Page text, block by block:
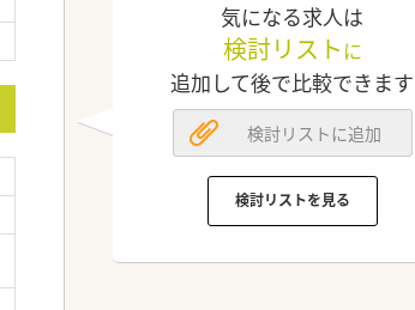
気になる求人は
検討リスト に
追加して後で比較できます
検討リストに追加
検討リストを見る